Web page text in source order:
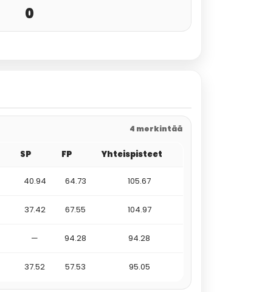
0
4 merkintää
SP FP Yhteispisteet
40.94 64.73 105.67
37.42 67.55 104.97
— 94.28 94.28
37.52 57.53 95.05